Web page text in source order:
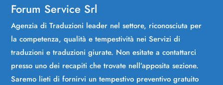
Forum Service Srl
Agenzia di Traduzioni leader nel settore, riconosciuta per
la competenza, qualità e tempestività nei Servizi di
traduzioni e traduzioni giurate. Non esitate a contattarci
presso uno dei recapiti che trovate nell’apposita sezione.
Saremo lieti di fornirvi un tempestivo preventivo gratuito